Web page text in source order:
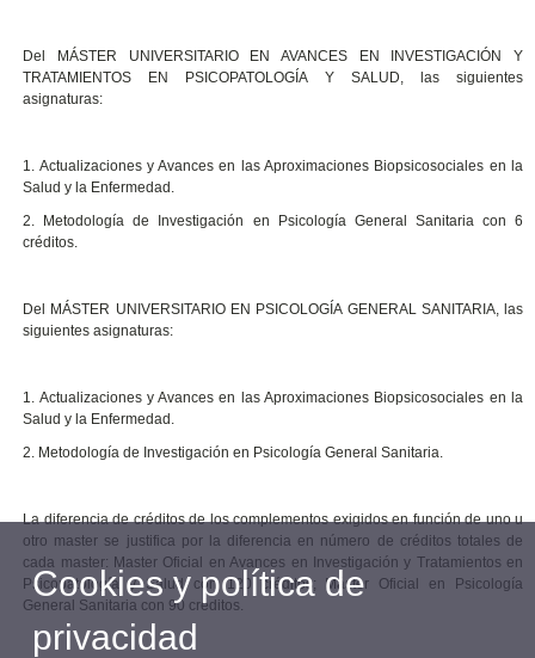
Del MÁSTER UNIVERSITARIO EN AVANCES EN INVESTIGACIÓN Y
TRATAMIENTOS EN PSICOPATOLOGÍA Y SALUD, las siguientes
asignaturas:
1. Actualizaciones y Avances en las Aproximaciones Biopsicosociales en la
Salud y la Enfermedad.
2. Metodología de Investigación en Psicología General Sanitaria con 6
créditos.
Del MÁSTER UNIVERSITARIO EN PSICOLOGÍA GENERAL SANITARIA, las
siguientes asignaturas:
1. Actualizaciones y Avances en las Aproximaciones Biopsicosociales en la
Salud y la Enfermedad.
2. Metodología de Investigación en Psicología General Sanitaria.
La diferencia de créditos de los complementos exigidos en función de uno u
otro master se justifica por la diferencia en número de créditos totales de
cada master: Master Oficial en Avances en Investigación y Tratamientos en
Psicopatología y Salud con 120 créditos; Máster Oficial en Psicología
General Sanitaria con 90 créditos.
Cookies y política de
privacidad